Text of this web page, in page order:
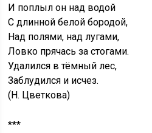
И поплыл он над водой
С длинной белой бородой,
Над полями, над лугами,
Ловко прячась за стогами.
Удалился в тёмный лес,
Заблудился и исчез.
(Н. Цветкова)
***